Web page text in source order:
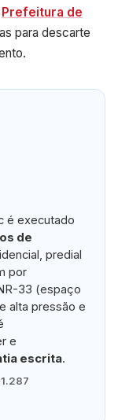
Prefeitura de
para descarte
é executado
de
predial
por
33 (espaço
alta pressão e
e
escrita.